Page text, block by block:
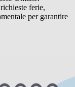
ferie,
per garantire